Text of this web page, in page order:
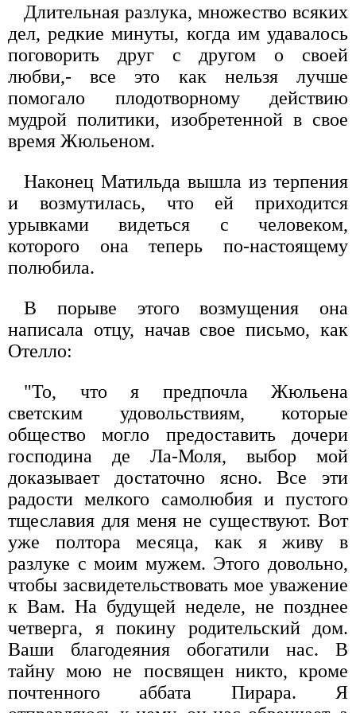
Длительная разлука, множество всяких
дел, редкие минуты, когда им удавалось
поговорить друг с другом о своей
любви,- все это как нельзя лучше
помогало плодотворному действию
мудрой политики, изобретенной в свое
время Жюльеном.
Наконец Матильда вышла из терпения
и возмутилась, что ей приходится
урывками видеться с человеком,
которого она теперь по-настоящему
полюбила.
В порыве этого возмущения она
написала отцу, начав свое письмо, как
Отелло:
"То, что я предпочла Жюльена
светским удовольствиям, которые
общество могло предоставить дочери
господина де Ла-Моля, выбор мой
доказывает достаточно ясно. Все эти
радости мелкого самолюбия и пустого
тщеславия для меня не существуют. Вот
уже полтора месяца, как я живу в
разлуке с моим мужем. Этого довольно,
чтобы засвидетельствовать мое уважение
к Вам. На будущей неделе, не позднее
четверга, я покину родительский дом.
Ваши благодеяния обогатили нас. В
тайну мою не посвящен никто, кроме
почтенного аббата Пирара. Я